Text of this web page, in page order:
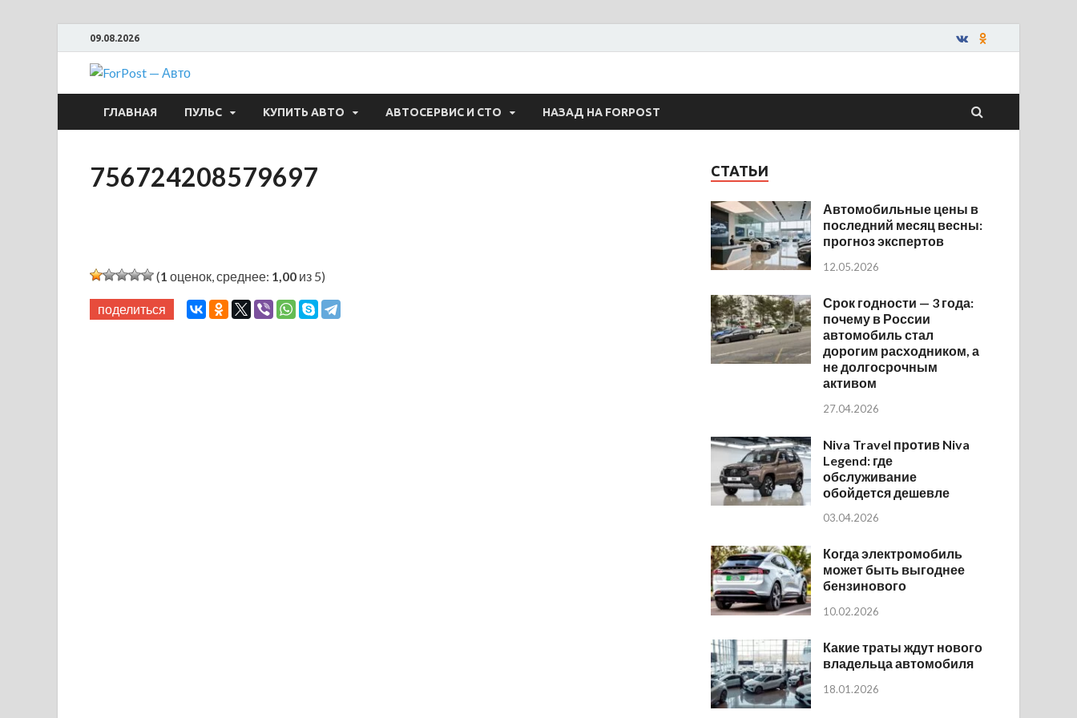
09.08.2026
ForPost — Авто
ГЛАВНАЯ ПУЛЬС КУПИТЬ АВТО АВТОСЕРВИС И СТО НАЗАД НА FORPOST
756724208579697
(1 оценок, среднее: 1,00 из 5)
поделиться
СТАТЬИ
Автомобильные цены в
последний месяц весны:
прогноз экспертов
12.05.2026
Срок годности — 3 года:
почему в России
автомобиль стал
дорогим расходником, а
не долгосрочным
активом
27.04.2026
Niva Travel против Niva
Legend: где
обслуживание
обойдется дешевле
03.04.2026
Когда электромобиль
может быть выгоднее
бензинового
10.02.2026
Какие траты ждут нового
владельца автомобиля
18.01.2026